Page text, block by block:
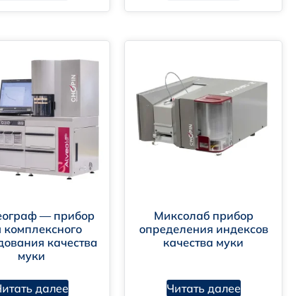
— прибор
комплексного
качества
муки
далее
Миксолаб прибор
определения индексов
качества муки
Читать далее